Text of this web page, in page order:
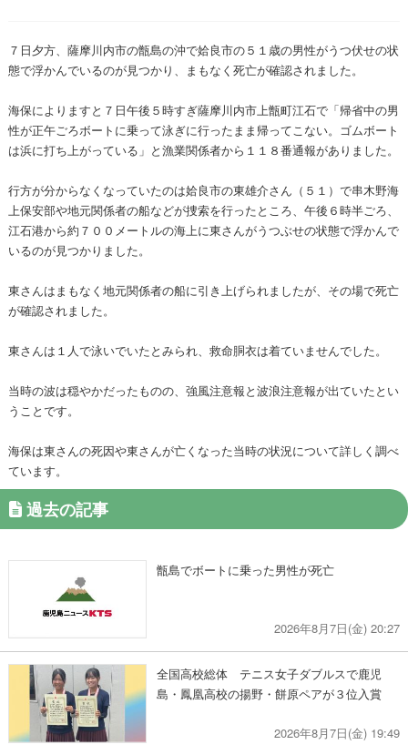
７日夕方、薩摩川内市の甑島の沖で姶良市の５１歳の男性がうつ伏せの状
態で浮かんでいるのが見つかり、まもなく死亡が確認されました。
海保によりますと７日午後５時すぎ薩摩川内市上甑町江石で「帰省中の男
性が正午ごろボートに乗って泳ぎに行ったまま帰ってこない。ゴムボート
は浜に打ち上がっている」と漁業関係者から１１８番通報がありました。
行方が分からなくなっていたのは姶良市の東雄介さん（５１）で串木野海
上保安部や地元関係者の船などが捜索を行ったところ、午後６時半ごろ、
江石港から約７００メートルの海上に東さんがうつぶせの状態で浮かんで
いるのが見つかりました。
東さんはまもなく地元関係者の船に引き上げられましたが、その場で死亡
が確認されました。
東さんは１人で泳いでいたとみられ、救命胴衣は着ていませんでした。
当時の波は穏やかだったものの、強風注意報と波浪注意報が出ていたとい
うことです。
海保は東さんの死因や東さんが亡くなった当時の状況について詳しく調べ
ています。
過去の記事
甑島でボートに乗った男性が死亡
2026年8月7日(金) 20:27
全国高校総体 テニス女子ダブルスで鹿児
島・鳳凰高校の揚野・餅原ペアが３位入賞
2026年8月7日(金) 19:49